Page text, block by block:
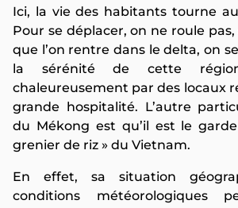
Ici, la vie des habitants tourne
Pour se déplacer, on ne roule
que l’on rentre dans le delta, on
la sérénité de cette
chaleureusement par des locaux
grande hospitalité. L’autre
du Mékong est qu’il est le
grenier de riz » du Vietnam.
En effet, sa situation
conditions météorologiques